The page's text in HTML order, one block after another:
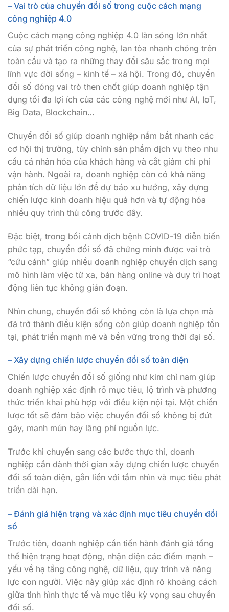
– Vai trò của chuyển đổi số trong cuộc cách mạng
công nghiệp 4.0
Cuộc cách mạng công nghiệp 4.0 làn sóng lớn nhất
của sự phát triển công nghệ, lan tỏa nhanh chóng trên
toàn cầu và tạo ra những thay đổi sâu sắc trong mọi
lĩnh vực đời sống – kinh tế – xã hội. Trong đó, chuyển
đổi số đóng vai trò then chốt giúp doanh nghiệp tận
dụng tối đa lợi ích của các công nghệ mới như AI, IoT,
Big Data, Blockchain…
Chuyển đổi số giúp doanh nghiệp nắm bắt nhanh các
cơ hội thị trường, tùy chỉnh sản phẩm dịch vụ theo nhu
cầu cá nhân hóa của khách hàng và cắt giảm chi phí
vận hành. Ngoài ra, doanh nghiệp còn có khả năng
phân tích dữ liệu lớn để dự báo xu hướng, xây dựng
chiến lược kinh doanh hiệu quả hơn và tự động hóa
nhiều quy trình thủ công trước đây.
Đặc biệt, trong bối cảnh dịch bệnh COVID-19 diễn biến
phức tạp, chuyển đổi số đã chứng minh được vai trò
“cứu cánh” giúp nhiều doanh nghiệp chuyển dịch sang
mô hình làm việc từ xa, bán hàng online và duy trì hoạt
động liên tục không gián đoạn.
Nhìn chung, chuyển đổi số không còn là lựa chọn mà
đã trở thành điều kiện sống còn giúp doanh nghiệp tồn
tại, phát triển mạnh mẽ và bền vững trong thời đại số.
– Xây dựng chiến lược chuyển đổi số toàn diện
Chiến lược chuyển đổi số giống như kim chỉ nam giúp
doanh nghiệp xác định rõ mục tiêu, lộ trình và phương
thức triển khai phù hợp với điều kiện nội tại. Một chiến
lược tốt sẽ đảm bảo việc chuyển đổi số không bị đứt
gãy, manh mún hay lãng phí nguồn lực.
Trước khi chuyển sang các bước thực thi, doanh
nghiệp cần dành thời gian xây dựng chiến lược chuyển
đổi số toàn diện, gắn liền với tầm nhìn và mục tiêu phát
triển dài hạn.
– Đánh giá hiện trạng và xác định mục tiêu chuyển đổi
số
Trước tiên, doanh nghiệp cần tiến hành đánh giá tổng
thể hiện trạng hoạt động, nhận diện các điểm mạnh –
yếu về hạ tầng công nghệ, dữ liệu, quy trình và năng
lực con người. Việc này giúp xác định rõ khoảng cách
giữa tình hình thực tế và mục tiêu kỳ vọng sau chuyển
đổi số.